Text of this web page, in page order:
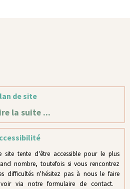
de site
la suite ...
site tente d'être accessible pour le plus
nombre, toutefois si vous rencontrez
difficultés n'hésitez pas à nous le faire
via notre formulaire de contact.